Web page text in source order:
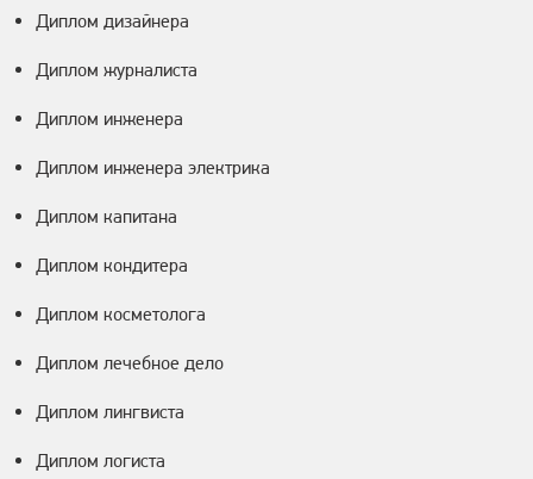
Диплом дизайнера
Диплом журналиста
Диплом инженера
Диплом инженера электрика
Диплом капитана
Диплом кондитера
Диплом косметолога
Диплом лечебное дело
Диплом лингвиста
Диплом логиста